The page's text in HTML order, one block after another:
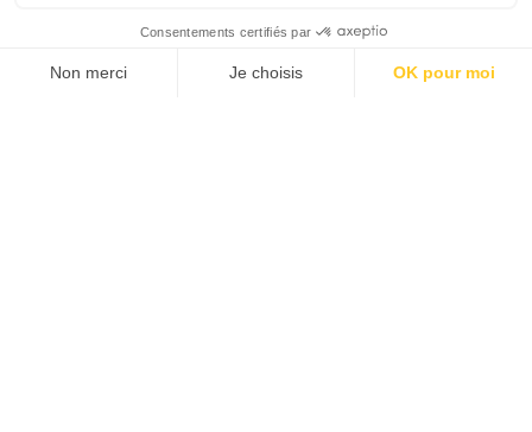
Je suis déjà abonné(e) :je consulte la revue en
version digitale